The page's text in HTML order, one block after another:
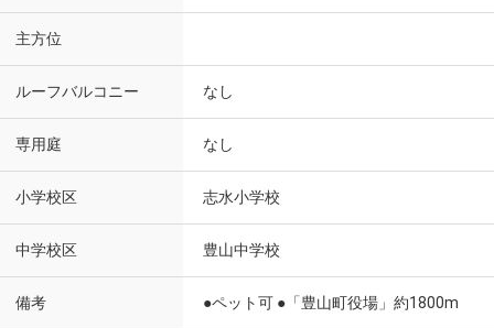
主方位
ルーフバルコニー なし
専用庭 なし
小学校区 志水小学校
中学校区 豊山中学校
備考 ●ペット可 ●「豊山町役場」約1800m